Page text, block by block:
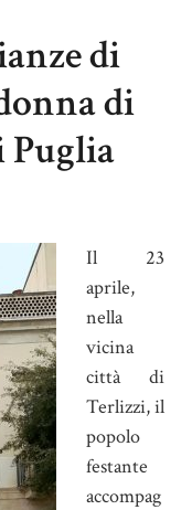
di
di
Puglia
Il 23
aprile,
nella
vicina
città di
Terlizzi, il
popolo
festante
accompag